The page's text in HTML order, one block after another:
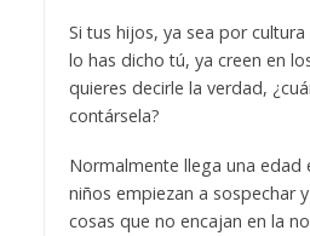
Si tus hijos, ya sea por
lo has dicho tú, ya creen en
quieres decirle la verdad,
contársela?
Normalmente llega una edad
niños empiezan a sospechar
cosas que no encajan en la